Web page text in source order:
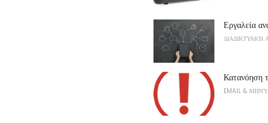
Εργαλεία
ΔΙΑΔΙΚΤΥΑΚΉ
Κατανόηση
EMAIL &